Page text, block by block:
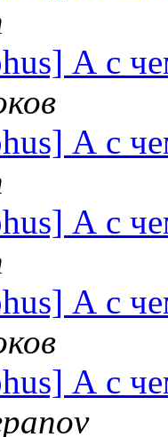
А с
А с
А с
А с
А с